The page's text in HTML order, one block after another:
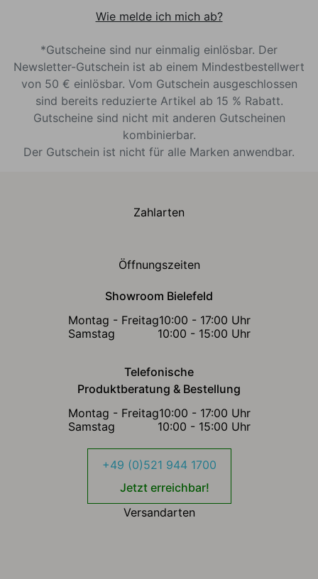
Wie melde ich mich ab?
*Gutscheine sind nur einmalig einlösbar. Der
Newsletter-Gutschein ist ab einem Mindestbestellwert
von 50 € einlösbar. Vom Gutschein ausgeschlossen
sind bereits reduzierte Artikel ab 15 % Rabatt.
Gutscheine sind nicht mit anderen Gutscheinen
kombinierbar.
Der Gutschein ist nicht für alle Marken anwendbar.
Zahlarten
Öffnungszeiten
Showroom Bielefeld
Montag - Freitag10:00 - 17:00 Uhr
Samstag
10:00 - 15:00 Uhr
Telefonische
Produktberatung & Bestellung
Montag - Freitag10:00 - 17:00 Uhr
Samstag
10:00 - 15:00 Uhr
+49 (0)521 944 1700
Jetzt erreichbar!
Versandarten